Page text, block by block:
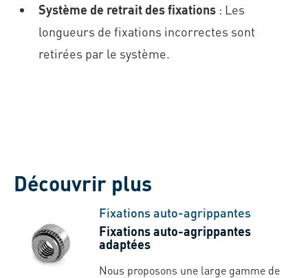
Système de retrait des fixations : Les
longueurs de fixations incorrectes sont
retirées par le système.
Découvrir plus
Fixations auto-agrippantes
Fixations auto-agrippantes
adaptées
Nous proposons une large gamme de